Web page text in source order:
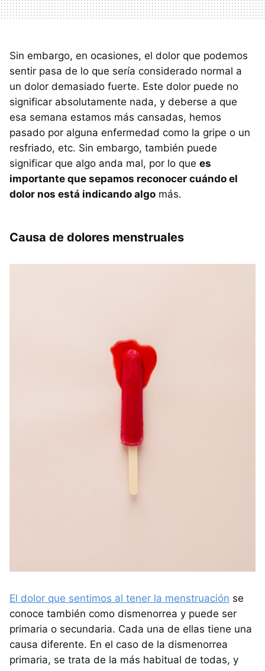
Sin embargo, en ocasiones, el dolor que podemos
sentir pasa de lo que sería considerado normal a
un dolor demasiado fuerte. Este dolor puede no
significar absolutamente nada, y deberse a que
esa semana estamos más cansadas, hemos
pasado por alguna enfermedad como la gripe o un
resfriado, etc. Sin embargo, también puede
significar que algo anda mal, por lo que es
importante que sepamos reconocer cuándo el
dolor nos está indicando algo más.
Causa de dolores menstruales
El dolor que sentimos al tener la menstruación se
conoce también como dismenorrea y puede ser
primaria o secundaria. Cada una de ellas tiene una
causa diferente. En el caso de la dismenorrea
primaria, se trata de la más habitual de todas, y